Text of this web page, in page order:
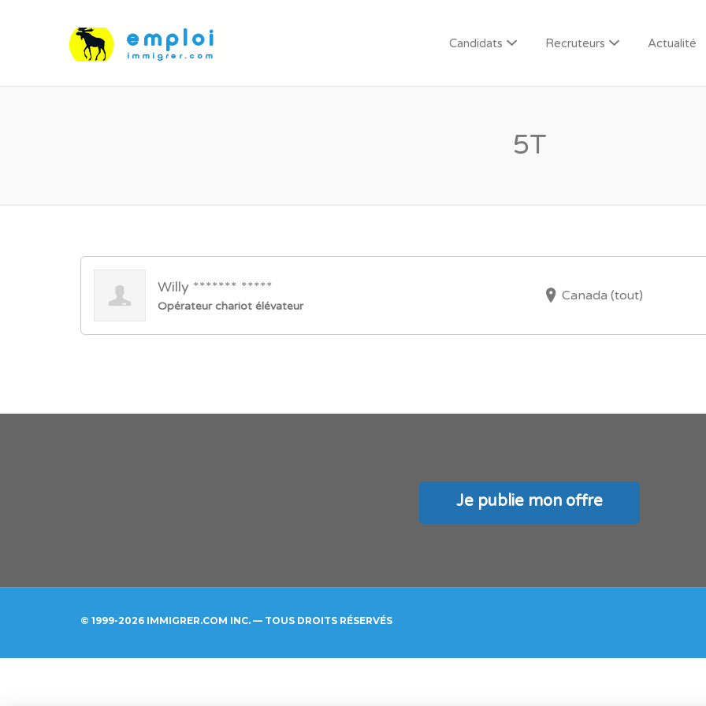
Candidats Recruteurs Actualité
5T
Willy ******* *****
Opérateur chariot élévateur
Canada (tout)
Je publie mon offre
© 1999-2026 IMMIGRER.COM INC. — TOUS DROITS RÉSERVÉS